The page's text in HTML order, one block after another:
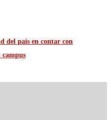
del país en contar con